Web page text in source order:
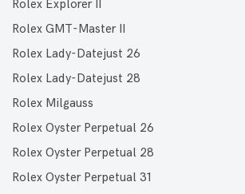
Rolex Explorer II
Rolex GMT-Master II
Rolex Lady-Datejust 26
Rolex Lady-Datejust 28
Rolex Milgauss
Rolex Oyster Perpetual 26
Rolex Oyster Perpetual 28
Rolex Oyster Perpetual 31